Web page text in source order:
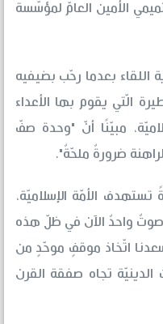
الأمين العامّ لمؤسّسة
اللقاء بعدما رحّب بضيفيه
الّتي يقوم بها الأعداء
مبيّنًا أنّ "وحدة صفّ
ضرورةٌ ملحّةٌ".
الأمّة الإسلاميّة،
واحدٌ الآن في ظلّ هذه
اتّخاذ موقفٍ موحّدٍ من
الدينيّة تجاه صفقة القرن